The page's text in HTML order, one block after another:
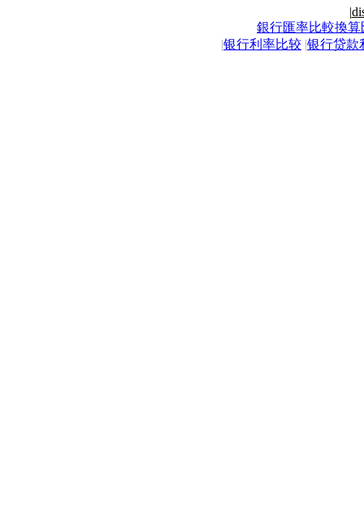
|
銀行匯率比較換算
|银行利率比较 |银行贷款